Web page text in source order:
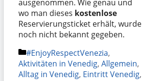
ausgenommen. Wie genau und
wo man dieses kostenlose
Reservierungsticket erhält, wurde
noch nicht bekannt gegeben.
Kategorien
#EnjoyRespectVenezia,
Aktivitäten in Venedig, Allgemein,
Alltag in Venedig, Eintritt Venedig,